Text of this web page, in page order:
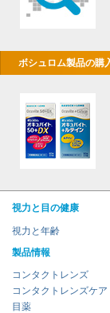
ボシュロム製品の購
視力と目の健康
視力と年齢
製品情報
コンタクトレンズ
コンタクトレンズケア
目薬